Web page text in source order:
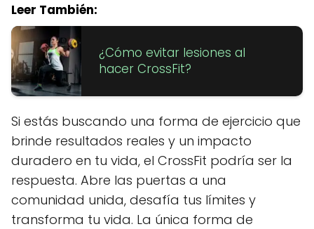
Leer También:
¿Cómo evitar lesiones al
hacer CrossFit?
Si estás buscando una forma de ejercicio que
brinde resultados reales y un impacto
duradero en tu vida, el CrossFit podría ser la
respuesta. Abre las puertas a una
comunidad unida, desafía tus límites y
transforma tu vida. La única forma de